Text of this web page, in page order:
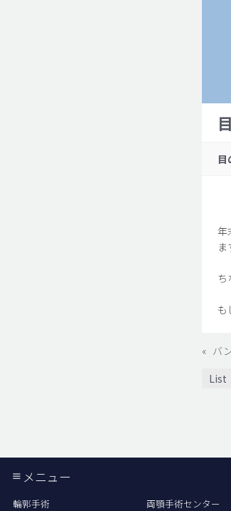
目
年
ち
も
« バ
List
メニュー
輪郭手術 両顎手術センター